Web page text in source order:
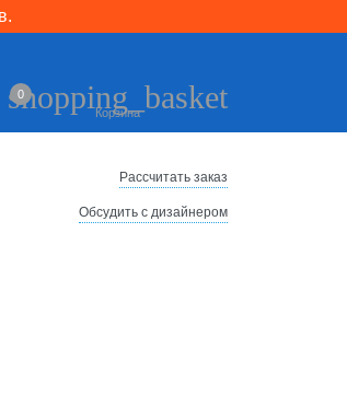
shopping_basket
Корзина
0
Рассчитать заказ
Обсудить с дизайнером